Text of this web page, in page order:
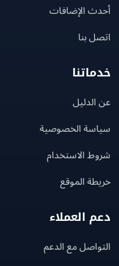
الإضافات
بنا
الخصوصية
الاستخدام
الموقع
العملاء
مع الدعم